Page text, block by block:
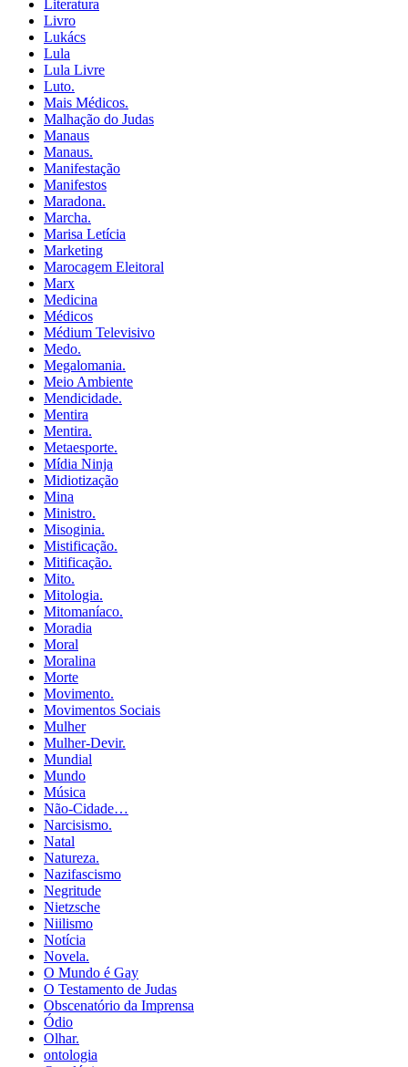
Literatura
Livro
Lukács
Lula
Lula Livre
Luto.
Mais Médicos.
Malhação do Judas
Manaus
Manaus.
Manifestação
Manifestos
Maradona.
Marcha.
Marisa Letícia
Marketing
Marocagem Eleitoral
Marx
Medicina
Médicos
Médium Televisivo
Medo.
Megalomania.
Meio Ambiente
Mendicidade.
Mentira
Mentira.
Metaesporte.
Mídia Ninja
Midiotização
Mina
Ministro.
Misoginia.
Mistificação.
Mitificação.
Mito.
Mitologia.
Mitomaníaco.
Moradia
Moral
Moralina
Morte
Movimento.
Movimentos Sociais
Mulher
Mulher-Devir.
Mundial
Mundo
Música
Não-Cidade…
Narcisismo.
Natal
Natureza.
Nazifascismo
Negritude
Nietzsche
Niilismo
Notícia
Novela.
O Mundo é Gay
O Testamento de Judas
Obscenatório da Imprensa
Ódio
Olhar.
ontologia